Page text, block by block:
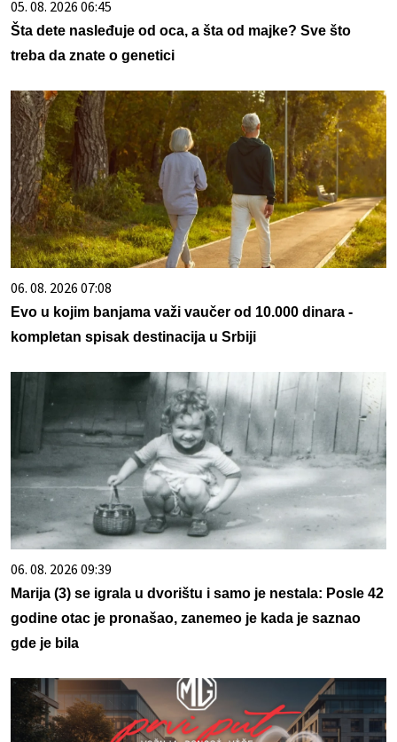
05. 08. 2026 06:45
Šta dete nasleđuje od oca, a šta od majke? Sve što
treba da znate o genetici
06. 08. 2026 07:08
Evo u kojim banjama važi vaučer od 10.000 dinara -
kompletan spisak destinacija u Srbiji
06. 08. 2026 09:39
Marija (3) se igrala u dvorištu i samo je nestala: Posle 42
godine otac je pronašao, zanemeo je kada je saznao
gde je bila